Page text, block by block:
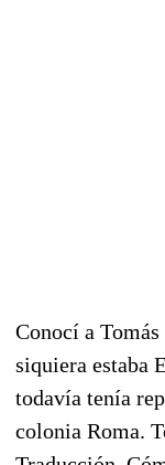
Conocí a
siquiera estaba
todavía tenía
colonia Roma.